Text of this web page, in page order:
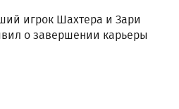
игрок Шахтера и Зари
о завершении карьеры